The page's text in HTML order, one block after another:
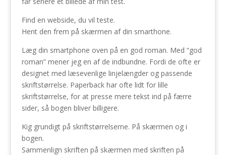
Find en webside, du vil teste.
Hent den frem på skærmen af din smarthone.
Læg din smartphone oven på en god roman. Med “god
roman” mener jeg en af de indbundne. Fordi de ofte er
designet med læsevenlige linjelængder og passende
skriftstørrelse. Paperback har ofte lidt for lille
skriftstørrelse, for at presse mere tekst ind på færre
sider, så bogen bliver billigere.
Kig grundigt på skriftstørrelserne. På skærmen og i
bogen.
Sammenlign skriften på skærmen med skriften på